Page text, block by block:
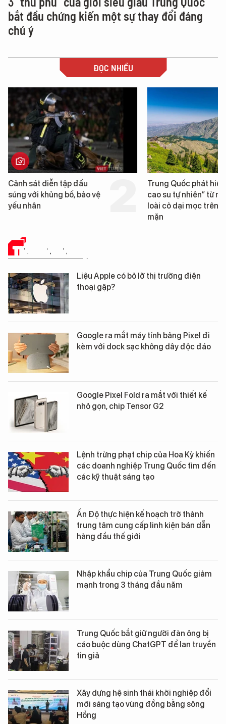
bắt đầu chứng kiến một sự thay đổi đáng
chú ý
ĐỌC NHIỀU
Cảnh sát diễn tập đấu
súng với khủng bố, bảo vệ
yếu nhân
Trung Quốc phát hiện
cao su tự nhiên” từ
loài cỏ dại mọc trên
mặn
TIN CÔNG NGHỆ
Liệu Apple có bỏ lỡ thị trường điện
thoại gập?
Google ra mắt máy tính bảng Pixel đi
kèm với dock sạc không dây độc đáo
Google Pixel Fold ra mắt với thiết kế
nhỏ gọn, chip Tensor G2
Lệnh trừng phạt chip của Hoa Kỳ khiến
các doanh nghiệp Trung Quốc tìm đến
các kỹ thuật sáng tạo
Ấn Độ thực hiện kế hoạch trở thành
trung tâm cung cấp linh kiện bán dẫn
hàng đầu thế giới
Nhập khẩu chip của Trung Quốc giảm
mạnh trong 3 tháng đầu năm
Trung Quốc bắt giữ người đàn ông bị
cáo buộc dùng ChatGPT để lan truyền
tin giả
Xây dựng hệ sinh thái khởi nghiệp đổi
mới sáng tạo vùng đồng bằng sông
Hồng